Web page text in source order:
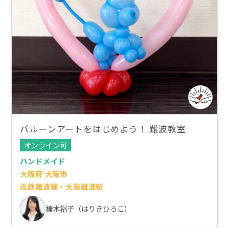
バルーンアートをはじめよう！ 難波教室
オンライン可
ハンドメイド
大阪府 大阪市
近鉄難波線・大阪難波駅
榛木裕子（はりきひろこ）